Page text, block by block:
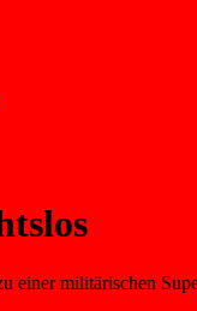
militärischen